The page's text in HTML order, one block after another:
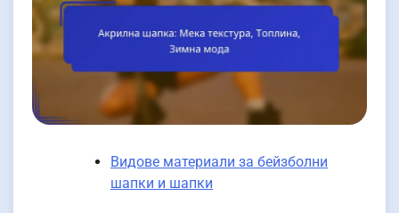
Видове материали за бейзболни
шапки и шапки